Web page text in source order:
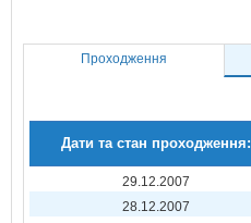
Проходження
Дати та стан проходження:
29.12.2007
28.12.2007